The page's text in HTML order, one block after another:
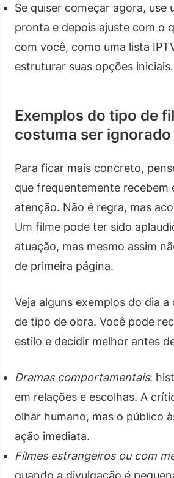
Se quiser começar agora, use
pronta e depois ajuste com o
com você, como uma lista
estruturar suas opções iniciais.
Exemplos do tipo de
costuma ser ignorado
Para ficar mais concreto,
que frequentemente recebem
atenção. Não é regra, mas
Um filme pode ter sido
atuação, mas mesmo assim
de primeira página.
Veja alguns exemplos do dia
de tipo de obra. Você pode
estilo e decidir melhor antes
Dramas comportamentais:
em relações e escolhas. A
olhar humano, mas o público
ação imediata.
Filmes estrangeiros ou com
quando a divulgação é